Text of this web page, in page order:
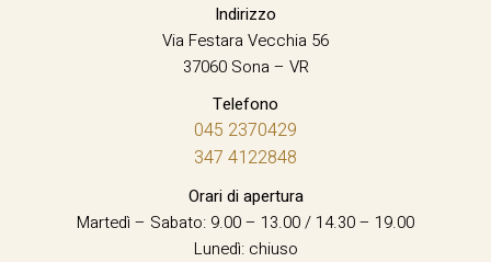
Indirizzo
Via Festara Vecchia 56
37060 Sona – VR
Telefono
045 2370429
347 4122848
Orari di apertura
Martedì – Sabato: 9.00 – 13.00 / 14.30 – 19.00
Lunedì: chiuso